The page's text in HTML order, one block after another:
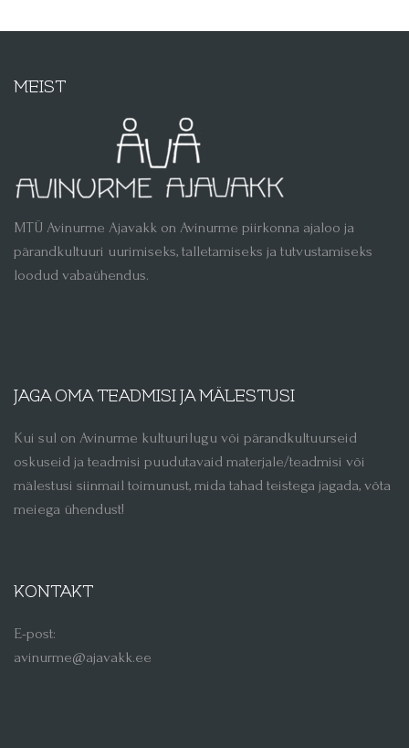
MEIST
MTÜ Avinurme Ajavakk on Avinurme piirkonna ajaloo ja
pärandkultuuri uurimiseks, talletamiseks ja tutvustamiseks
loodud vabaühendus.
JAGA OMA TEADMISI JA MÄLESTUSI
Kui sul on Avinurme kultuurilugu või pärandkultuurseid
oskuseid ja teadmisi puudutavaid materjale/teadmisi või
mälestusi siinmail toimunust, mida tahad teistega jagada, võta
meiega ühendust!
KONTAKT
E-post:
avinurme@ajavakk.ee